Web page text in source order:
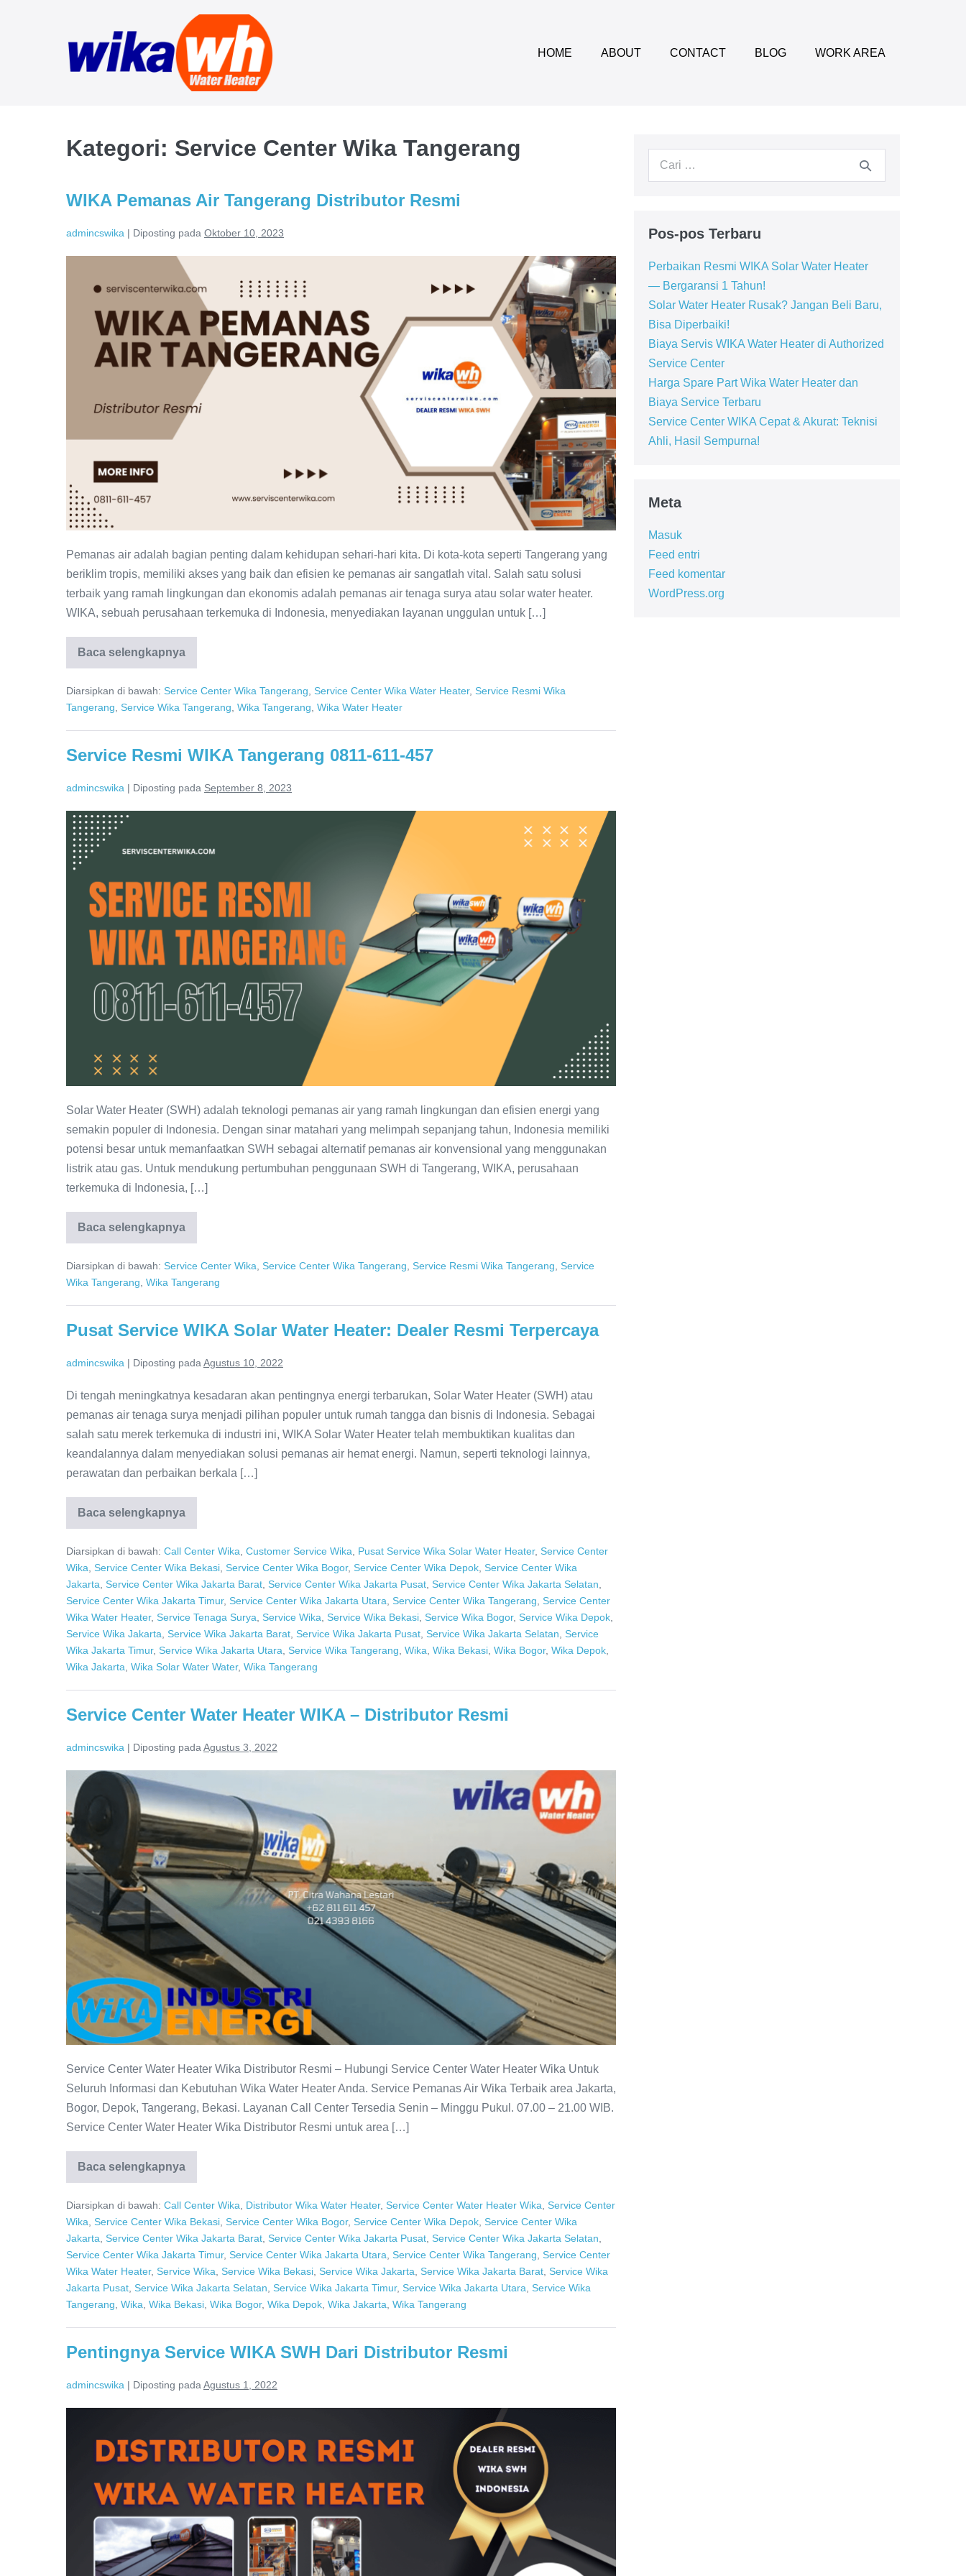
HOME ABOUT CONTACT BLOG WORK AREA
Kategori: Service Center Wika Tangerang
WIKA Pemanas Air Tangerang Distributor Resmi
admincswika | Diposting pada Oktober 10, 2023
Pemanas
Tangerang
Distributor
Resmi
Pemanas air adalah bagian penting dalam kehidupan sehari-hari kita. Di kota-kota seperti Tangerang yang
beriklim tropis, memiliki akses yang baik dan efisien ke pemanas air sangatlah vital. Salah satu solusi
terbaik yang ramah lingkungan dan ekonomis adalah pemanas air tenaga surya atau solar water heater.
WIKA, sebuah perusahaan terkemuka di Indonesia, menyediakan layanan unggulan untuk […]
Baca selengkapnya
WIKA
Pemanas
Tangerang
Distributor
Resmi
Diarsipkan di bawah: Service Center Wika Tangerang, Service Center Wika Water Heater, Service Resmi Wika
Tangerang, Service Wika Tangerang, Wika Tangerang, Wika Water Heater
Service Resmi WIKA Tangerang 0811-611-457
admincswika | Diposting pada September 8, 2023
Service
Resmi
WIKA
Tangerang
0811-
Solar Water Heater (SWH) adalah teknologi pemanas air yang ramah lingkungan dan efisien energi yang
semakin populer di Indonesia. Dengan sinar matahari yang melimpah sepanjang tahun, Indonesia memiliki
potensi besar untuk memanfaatkan SWH sebagai alternatif pemanas air konvensional yang menggunakan
listrik atau gas. Untuk mendukung pertumbuhan penggunaan SWH di Tangerang, WIKA, perusahaan
terkemuka di Indonesia, […]
Baca selengkapnya
Service
Resmi
Tangerang
0811-
611-
Diarsipkan di bawah: Service Center Wika Service Center Wika Tangerang Service Resmi Wika Tangerang
Service
Wika Tangerang Wika Tangerang
Pusat Service WIKA Solar Water Heater: Dealer Resmi Terpercaya
admincswika | Diposting pada Agustus 10, 2022
Di tengah meningkatnya kesadaran akan pentingnya energi terbarukan, Solar Water Heater (SWH) atau
pemanas air tenaga surya menjadi pilihan populer untuk rumah tangga dan bisnis di Indonesia. Sebagai
salah satu merek terkemuka di industri ini, WIKA Solar Water Heater telah membuktikan kualitas dan
keandalannya dalam menyediakan solusi pemanas air hemat energi. Namun, seperti teknologi lainnya,
perawatan dan perbaikan berkala […]
Baca selengkapnya
Pusat
Service
Solar
Water
Heater:
Dealer
Resmi
Diarsipkan di bawah: Call Center Wika Customer Service Wika Pusat Service Wika Solar Water Heater, Service Center
Wika
Service Center Wika Bekasi Service Center Wika Bogor, Service Center Wika Depok Service Center Wika
Jakarta
Service Center Wika Jakarta Barat Service Center Wika Jakarta Pusat Service Center Wika Jakarta Selatan
Service Center Wika Jakarta Timur, Service Center Wika Jakarta Utara Service Center Wika Tangerang
Service Center
Wika Water Heater, Service Tenaga Surya Service Wika Service Wika Bekasi Service Wika Bogor, Service Wika Depok
Service Wika Jakarta
Service Wika Jakarta Barat Service Wika Jakarta Pusat Service Wika Jakarta Selatan
Service
Wika Jakarta Timur, Service Wika Jakarta Utara Service Wika Tangerang Wika Wika Bekasi Wika Bogor, Wika Depok
Wika Jakarta Wika Solar Water Water, Wika Tangerang
Service Center Water Heater WIKA – Distributor Resmi
admincswika | Diposting pada Agustus 3, 2022
Service
Center
Water
Heater
WIKA
–
Distributor
Resmi
Service Center Water Heater Wika Distributor Resmi – Hubungi Service Center Water Heater Wika Untuk
Seluruh Informasi dan Kebutuhan Wika Water Heater Anda. Service Pemanas Air Wika Terbaik area Jakarta,
Bogor, Depok, Tangerang, Bekasi. Layanan Call Center Tersedia Senin – Minggu Pukul. 07.00 – 21.00 WIB.
Service Center Water Heater Wika Distributor Resmi untuk area […]
Baca selengkapnya
Service
Center
Heater
WIKA
–
Distributor
Resmi
Diarsipkan di bawah: Call Center Wika, Distributor Wika Water Heater, Service Center Water Heater Wika, Service Center
Wika, Service Center Wika Bekasi, Service Center Wika Bogor, Service Center Wika Depok, Service Center Wika
Jakarta, Service Center Wika Jakarta Barat, Service Center Wika Jakarta Pusat, Service Center Wika Jakarta Selatan,
Service Center Wika Jakarta Timur, Service Center Wika Jakarta Utara, Service Center Wika Tangerang, Service Center
Wika Water Heater, Service Wika, Service Wika Bekasi, Service Wika Jakarta, Service Wika Jakarta Barat, Service Wika
Jakarta Pusat, Service Wika Jakarta Selatan, Service Wika Jakarta Timur, Service Wika Jakarta Utara, Service Wika
Tangerang, Wika, Wika Bekasi, Wika Bogor, Wika Depok, Wika Jakarta, Wika Tangerang
Pentingnya Service WIKA SWH Dari Distributor Resmi
admincswika | Diposting padaAgustus 1, 2022
Service
Distributor
Resmi
Pencarian
Pos-pos Terbaru
Perbaikan Resmi WIKA Solar Water Heater
— Bergaransi 1 Tahun!
Solar Water Heater Rusak? Jangan Beli Baru,
Bisa Diperbaiki!
Biaya Servis WIKA Water Heater di Authorized
Service Center
Harga Spare Part Wika Water Heater dan
Biaya Service Terbaru
Service Center WIKA Cepat & Akurat: Teknisi
Ahli, Hasil Sempurna!
Meta
Masuk
Feed entri
Feed komentar
WordPress.org